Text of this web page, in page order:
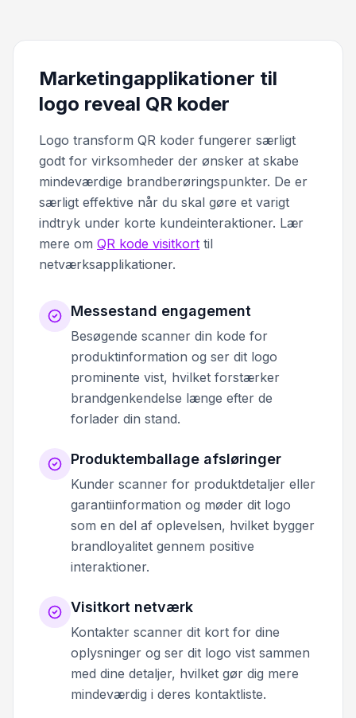
Marketingapplikationer til
logo reveal QR koder
Logo transform QR koder fungerer særligt
godt for virksomheder der ønsker at skabe
mindeværdige brandberøringspunkter. De er
særligt effektive når du skal gøre et varigt
indtryk under korte kundeinteraktioner. Lær
mere om QR kode visitkort til
netværksapplikationer.
Messestand engagement
Besøgende scanner din kode for
produktinformation og ser dit logo
prominente vist, hvilket forstærker
brandgenkendelse længe efter de
forlader din stand.
Produktemballage afsløringer
Kunder scanner for produktdetaljer eller
garantiinformation og møder dit logo
som en del af oplevelsen, hvilket bygger
brandloyalitet gennem positive
interaktioner.
Visitkort netværk
Kontakter scanner dit kort for dine
oplysninger og ser dit logo vist sammen
med dine detaljer, hvilket gør dig mere
mindeværdig i deres kontaktliste.